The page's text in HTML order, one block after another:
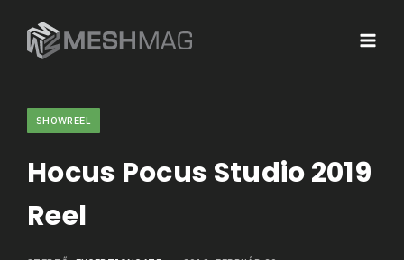
SHOWREEL
Hocus Pocus Studio 2019
Reel